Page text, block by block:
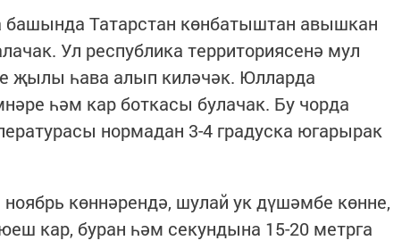
башында Татарстан көнбатыштан авышкан
Ул республика территориясенә мул
җылы һава алып киләчәк. Юлларда
һәм кар боткасы булачак. Бу чорда
нормадан 3-4 градуска югарырак
көннәрендә, шулай ук дүшәмбе көнне,
кар, буран һәм секундына 15-20 метрга